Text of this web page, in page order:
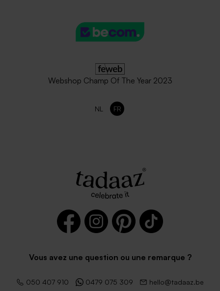
Webshop Champ Of The Year 2023
NL FR
Vous avez une question ou une remarque ?
050 407 910 0479 075 309 hello@tadaaz.be